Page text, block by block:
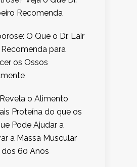
Recomenda
O Que o Dr. Lair
Recomenda para
os Ossos
o Alimento
Proteína do que os
Pode Ajudar a
a Massa Muscular
dos 60 Anos